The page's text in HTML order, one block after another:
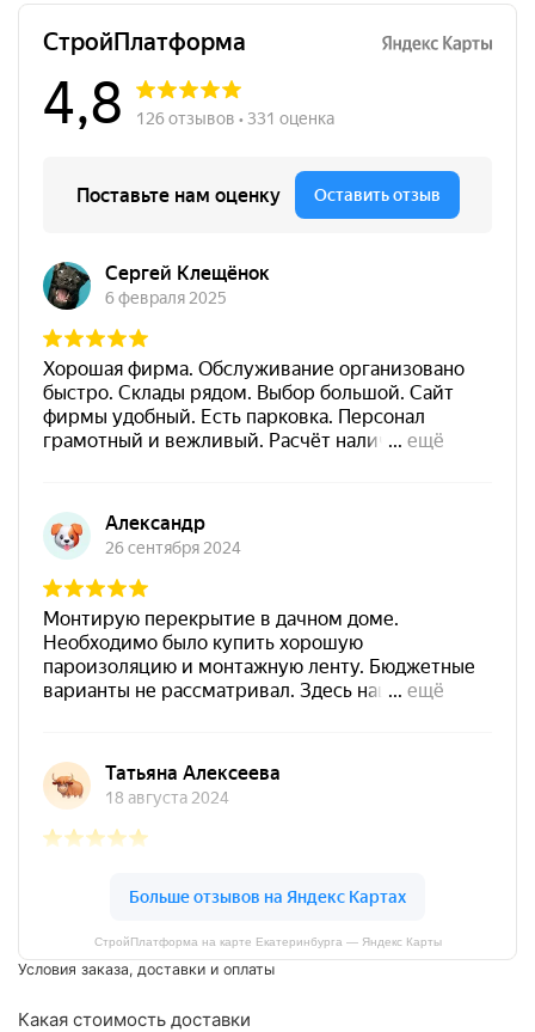
СтройПлатформа на карте Екатеринбурга — Яндекс Карты
Условия заказа, доставки и оплаты
Какая стоимость доставки